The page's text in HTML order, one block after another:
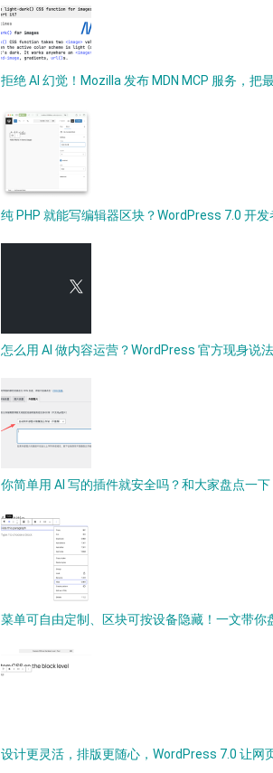
拒绝 AI 幻觉！Mozilla 发布 MDN MCP 服务，把
纯 PHP 就能写编辑器区块？WordPress 7.0 开发
怎么用 AI 做内容运营？WordPress 官方现身说
你简单用 AI 写的插件就安全吗？和大家盘点一
菜单可自由定制、区块可按设备隐藏！一文带
设计更灵活，排版更随心，WordPress 7.0 让网